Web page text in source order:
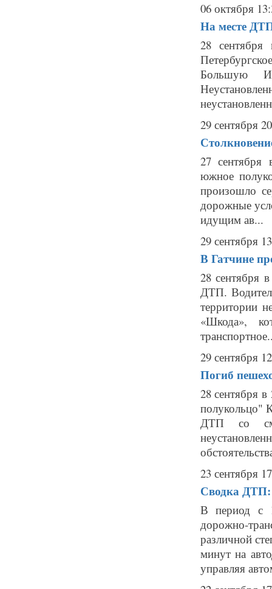
06 октября
На месте
28
Большую
29 сентября
27 сентября
южное
произошло
дорожные
идущим ав...
29 сентября
В Гатчине
28 сентября
ДТП.
территории
«Шкода»,
29 сентября
Погиб
28 сентября
полукольцо"
ДТП со
23 сентября
Сводка ДТП:
В период с
дорожно-
различной
минут на
управляя